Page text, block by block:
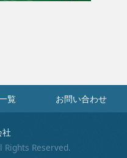
覧 お問い合わせ
社
Rights Reserved.